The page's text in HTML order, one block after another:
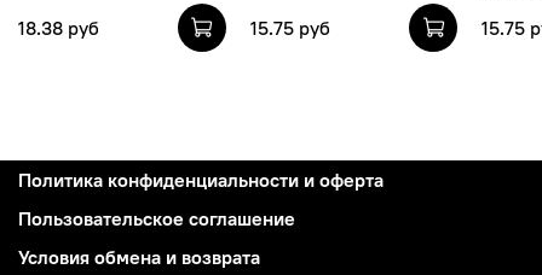
18.38 руб 15.75 руб
15.75
Политика конфиденциальности и оферта
Пользовательское соглашение
Условия обмена и возврата